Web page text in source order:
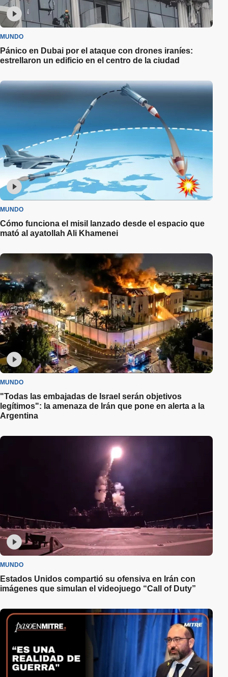
MUNDO
Pánico en Dubai por el ataque con drones iraníes:
estrellaron un edificio en el centro de la ciudad
MUNDO
Cómo funciona el misil lanzado desde el espacio que
mató al ayatollah Ali Khamenei
MUNDO
"Todas las embajadas de Israel serán objetivos
legítimos": la amenaza de Irán que pone en alerta a la
Argentina
MUNDO
Estados Unidos compartió su ofensiva en Irán con
imágenes que simulan el videojuego “Call of Duty”